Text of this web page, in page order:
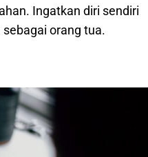
Ingatkan diri sendiri
orang tua.